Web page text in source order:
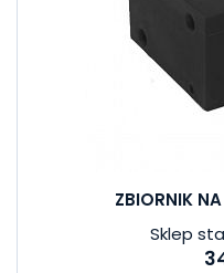
ZBIORNIK
Sklep